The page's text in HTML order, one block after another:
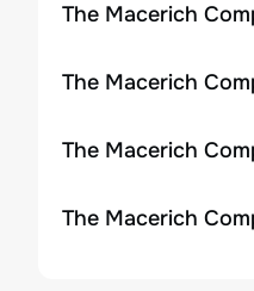
The Macerich
The Macerich
The Macerich
The Macerich